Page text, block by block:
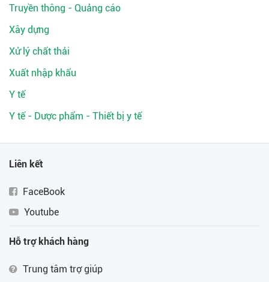
Truyền thông - Quảng cáo
Xây dựng
Xử lý chất thải
Xuất nhập khẩu
Y tế
Y tế - Dược phẩm - Thiết bị y tế
Liên kết
FaceBook
Youtube
Hỗ trợ khách hàng
Trung tâm trợ giúp